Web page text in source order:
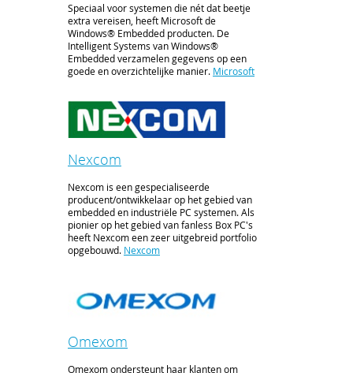
Speciaal voor systemen die nét dat beetje
extra vereisen, heeft Microsoft de
Windows® Embedded producten. De
Intelligent Systems van Windows®
Embedded verzamelen gegevens op een
goede en overzichtelijke manier. Microsoft
Nexcom
Nexcom is een gespecialiseerde
producent/ontwikkelaar op het gebied van
embedded en industriële PC systemen. Als
pionier op het gebied van fanless Box PC's
heeft Nexcom een zeer uitgebreid portfolio
opgebouwd. Nexcom
Omexom
Omexom ondersteunt haar klanten om